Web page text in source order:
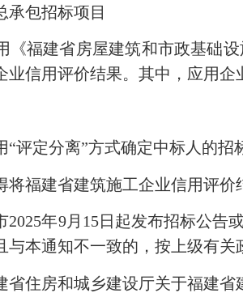
包招标项目
建省房屋建筑和市政基础设
业信用评价结果。其中，应用企
定分离”方式确定中标人的招
建省建筑施工企业信用评价
年9月15日起发布招标公告
与本通知不一致的，按上级有关
房和城乡建设厅关于福建省